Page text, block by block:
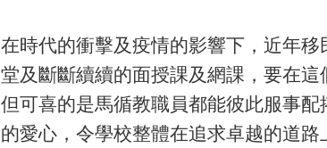
在時代的衝擊及疫情的影響下，近年
堂及斷斷續續的面授課及網課，要在
但可喜的是馬循教職員都能彼此服事
的愛心，令學校整體在追求卓越的道